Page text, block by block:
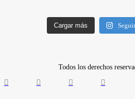
Cargar más
Todos los derechos